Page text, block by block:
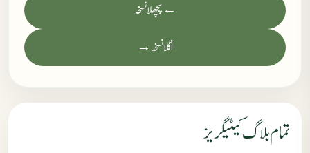
← پچھلا نسخہ
اگلا نسخہ →
تمام بلاگ کیٹیگریز